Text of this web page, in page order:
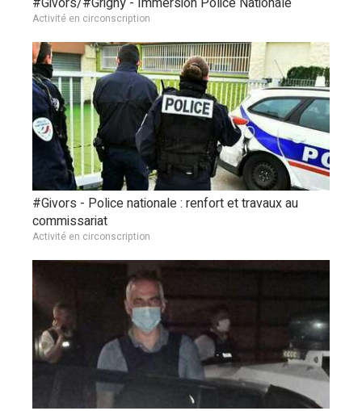
Activité en circonscription
#Givors - Police nationale : renfort et travaux au
commissariat
Activité en circonscription